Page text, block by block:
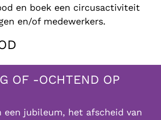
en boek een circusactiviteit
en/of medewerkers.
OF -OCHTEND OP
een jubileum, het afscheid van